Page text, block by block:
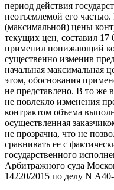
период действия
неотъемлемой его
(максимальной) цены
текущих цен, составил 17
применил понижающий
существенно изменив
начальная максимальная
этом, обоснования
не представлено. В то же
не повлекло изменения
контрактом объема
осуществленная
не прозрачна, что не
сравнивать ее с
государственного
Арбитражного суда
14220/2015 по делу N